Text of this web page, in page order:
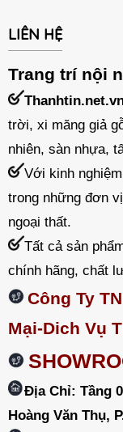
LIÊN HỆ
Trang trí nội
trời, xi măng giả
nhiên, sàn nhựa,
Với kinh
trong những đơn
ngoại thất.
Tất cả sản
chính hãng, chất
Công Ty
Mại-Dich Vụ
Địa Chỉ: Tầng
Hoàng Văn Thụ,